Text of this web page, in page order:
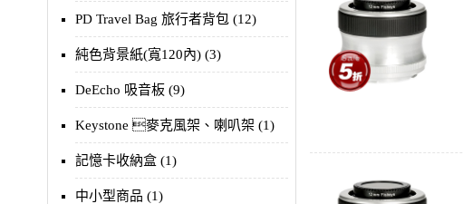
PD Travel Bag 旅行者背包 (12)
純色背景紙(寬120內) (3)
DeEcho 吸音板 (9)
Keystone 麥克風架、喇叭架 (1)
記憶卡收納盒 (1)
中小型商品 (1)